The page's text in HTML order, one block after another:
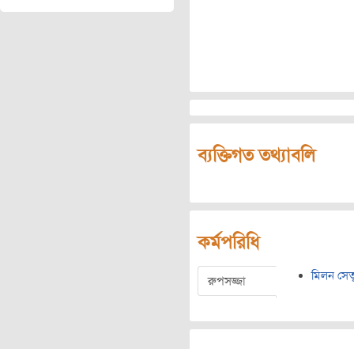
ব্যক্তিগত তথ্যাবলি
কর্মপরিধি
রুপসজ্জা মিলন